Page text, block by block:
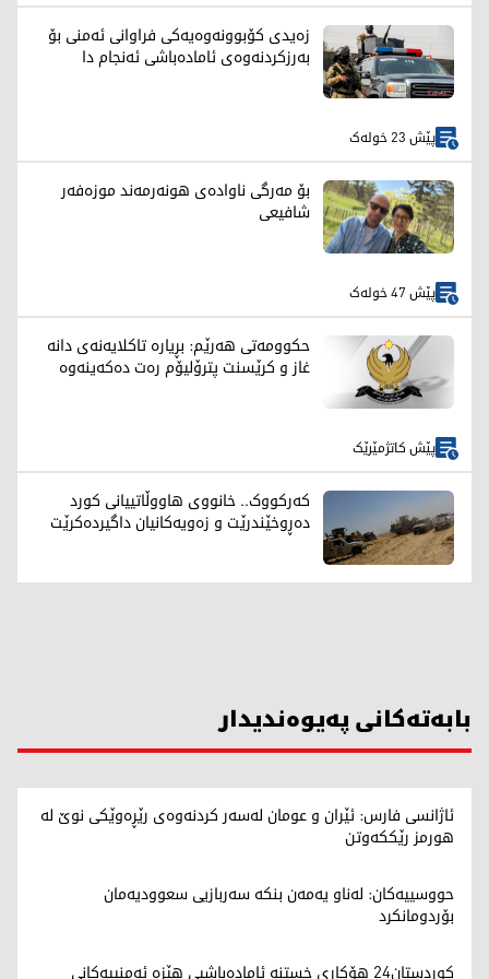
زەیدی کۆبوونەوەیەکی فراوانی ئەمنی بۆ
بەرزکردنەوەی ئامادەباشی ئەنجام دا
پێش 23 خولەک
بۆ مەرگی ناوادەی هونەرمەند موزەفەر
شافیعی
پێش 47 خولەک
حکوومەتی هەرێم: بڕیارە تاکلایەنەی دانە
غاز و کرێسنت پترۆلیۆم رەت دەکەینەوە
پێش کاتژمێرێک
کەرکووک.. خانووی هاووڵاتییانی کورد
دەڕوخێندرێت و زەویەکانیان داگیردەکرێت
بابەتەکانی پەیوەندیدار
ئاژانسی فارس: ئێران و عومان لەسەر کردنەوەی رێڕەوێکی نوێ لە
هورمز رێککەوتن
حووسییەکان: لەناو یەمەن بنکە سەربازیی سعوودیەمان
بۆردومانکرد
کوردستان24 هۆکاری خستنە ئامادەباشیی هێزە ئەمنییەکانی